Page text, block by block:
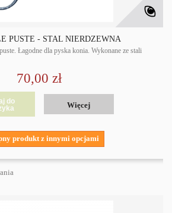
PUSTE - STAL NIERDZEWNA
Łagodne dla pyska konia. Wykonane ze stali
70,00 zł
do
Więcej
produkt z innymi opcjami